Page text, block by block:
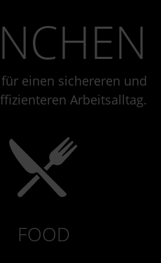
einen sichereren und
Arbeitsalltag.
FOOD